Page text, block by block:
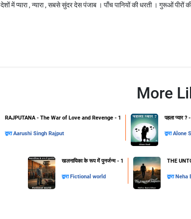
देशों में प्यारा , न्यारा , सबसे सुंदर देस पंजाब । पाँच पानियों की धरती । गुरूओं
More
RAJPUTANA - The War of Love and Revenge - 1
द्वाराAarushi Singh Rajput
पहला प्यार ?
द्वाराAlone
खलनायिका के रूप में पुनर्जन्म - 1
द्वारा Fictional world
THE
द्वारा Neha